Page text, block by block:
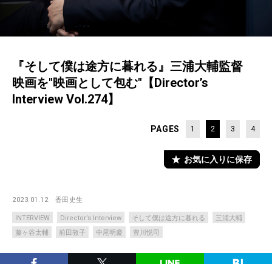
『そして僕は途方に暮れる』三浦大輔監督
映画を"映画として包む"【Director’s
Interview Vol.274】
PAGES 1 2 3 4
お気に入りに保存
2023.01.12 香田史生
INTERVIEW Director’s Interview そして僕は途方に暮れる
三浦大輔
藤ヶ谷太輔
前田敦子 中尾明慶 豊川悦司